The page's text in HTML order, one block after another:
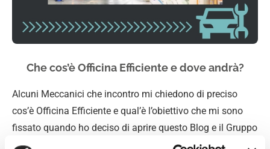
Che cos’è Officina Efficiente e dove andrà?
Alcuni Meccanici che incontro mi chiedono di preciso
cos’è Officina Efficiente e qual’è l’obiettivo che mi sono
fissato quando ho deciso di aprire questo Blog e il Gruppo
Facebook Officina Efficiente. Provo ora a spiegare qui